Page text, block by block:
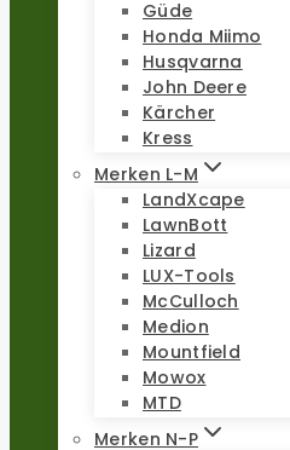
Güde
Honda Miimo
Husqvarna
John Deere
Kärcher
Kress
Merken L-M
LandXcape
LawnBott
Lizard
LUX-Tools
McCulloch
Medion
Mountfield
Mowox
MTD
Merken N-P